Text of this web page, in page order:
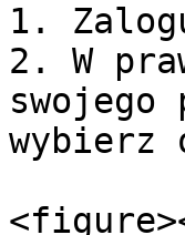
1.
2. W
wybierz